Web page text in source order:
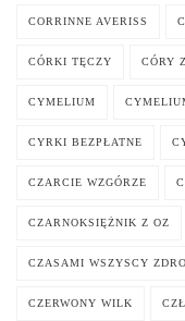
CORRINNE AVERISS
CÓRKI TĘCZY CÓRY
CYMELIUM
CYRKI BEZPŁATNE
CZARCIE WZGÓRZE
CZARNOKSIĘŻNIK Z OZ
CZASAMI WSZYSCY
CZERWONY WILK